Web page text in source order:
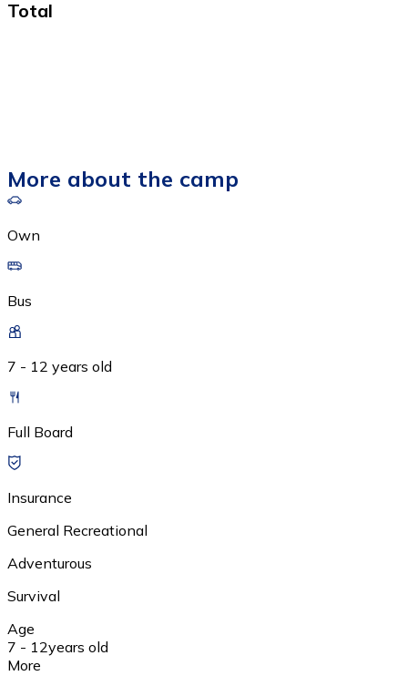
Total
More about the camp
Own
Bus
7 - 12 years old
Full Board
Insurance
General Recreational
Adventurous
Survival
Age
7 - 12years old
More